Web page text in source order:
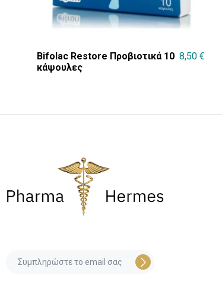
Bifolac Restore Προβιοτικά 10
κάψουλες
8,50 €